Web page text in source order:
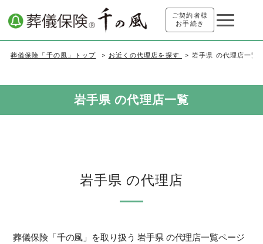
ご契約者様
お手続き
葬儀保険「千の風」トップ お近くの代理店を探す 岩手県 の代理店一覧
岩手県 の代理店一覧
岩手県 の代理店
葬儀保険「千の風」を取り扱う 岩手県 の代理店一覧ページ